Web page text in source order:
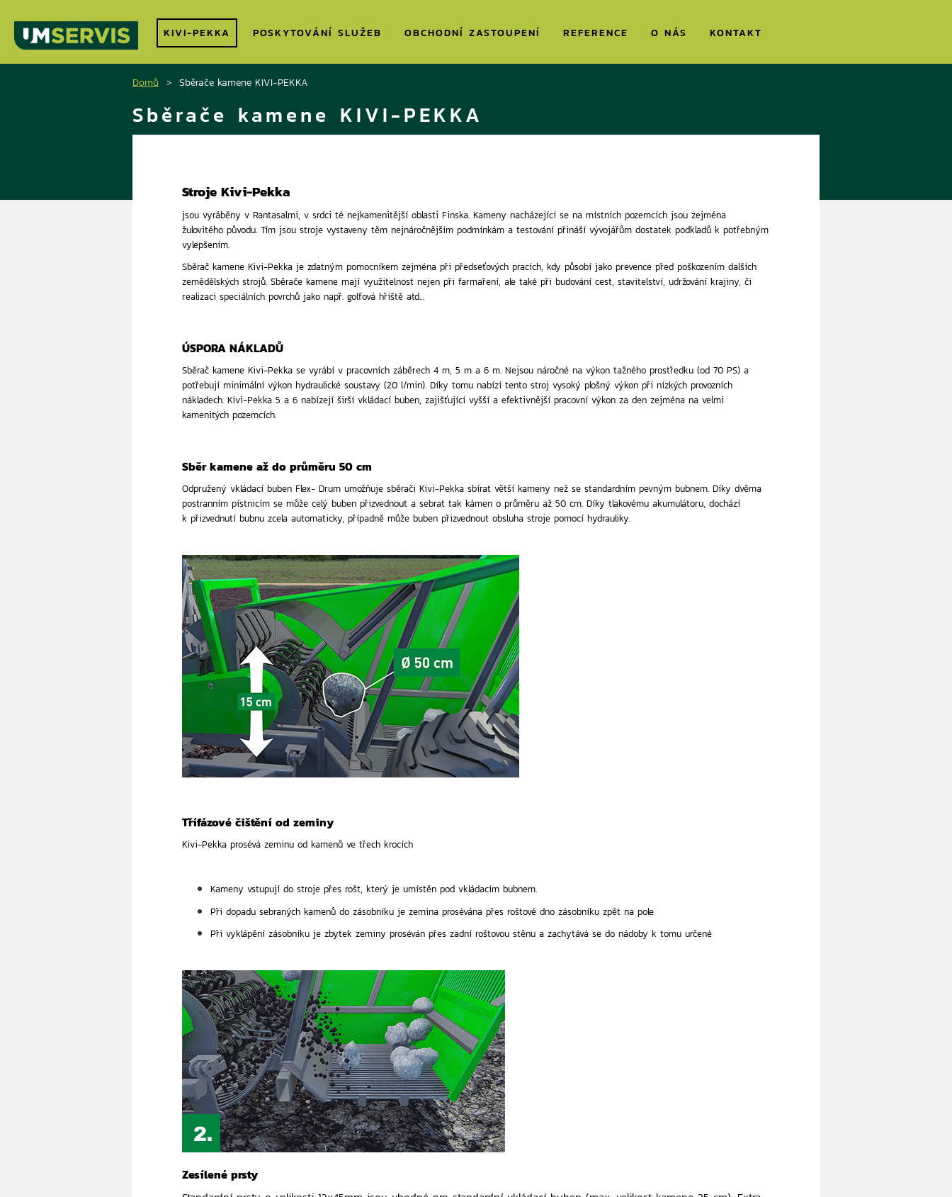
KIVI-PEKKA POSKYTOVÁNÍ SLUŽEB OBCHODNÍ ZASTOUPENÍ REFERENCE O NÁS KONTAKT
Domů Sběrače kamene KIVI-PEKKA
Sběrače kamene KIVI-PEKKA
Stroje Kivi-Pekka
jsou vyráběny v Rantasalmi, v srdci té nejkamenitější oblasti Finska. Kameny nacházející se na místních pozemcích jsou zejména
žulovitého původu. Tím jsou stroje vystaveny těm nejnáročnějším podmínkám a testování přináší vývojářům dostatek podkladů k potřebným
vylepšením.
Sběrač kamene Kivi-Pekka je zdatným pomocníkem zejména při předseťových pracích, kdy působí jako prevence před poškozením dalších
zemědělských strojů. Sběrače kamene mají využitelnost nejen při farmaření, ale také při budování cest, stavitelství, udržování krajiny, či
realizaci speciálních povrchů jako např. golfová hřiště atd…
ÚSPORA NÁKLADŮ
Sběrač kamene Kivi-Pekka se vyrábí v pracovních záběrech 4 m, 5 m a 6 m. Nejsou náročné na výkon tažného prostředku (od 70 PS) a
potřebují minimální výkon hydraulické soustavy (20 l/min). Díky tomu nabízí tento stroj vysoký plošný výkon při nízkých provozních
nákladech. Kivi-Pekka 5 a 6 nabízejí širší vkládací buben, zajišťující vyšší a efektivnější pracovní výkon za den zejména na velmi
kamenitých pozemcích.
Sběr kamene až do průměru 50 cm
Odpružený vkládací buben Flex- Drum umožňuje sběrači Kivi-Pekka sbírat větší kameny než se standardním pevným bubnem. Díky dvěma
postranním pístnicím se může celý buben přizvednout a sebrat tak kámen o průměru až 50 cm. Díky tlakovému akumulátoru, dochází
k přizvednutí bubnu zcela automaticky, případně může buben přizvednout obsluha stroje pomocí hydrauliky.
Třífázové čištění od zeminy
Kivi-Pekka prosévá zeminu od kamenů ve třech krocích
Kameny vstupují do stroje přes rošt, který je umístěn pod vkládacím bubnem.
Při dopadu sebraných kamenů do zásobníku je zemina prosévána přes roštové dno zásobníku zpět na pole
Při vyklápění zásobníku je zbytek zeminy proséván přes zadní roštovou stěnu a zachytává se do nádoby k tomu určené
Zesílené prsty